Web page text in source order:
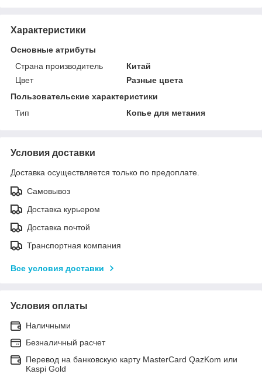
Характеристики
Основные атрибуты
Страна производитель
Китай
Цвет
Разные цвета
Пользовательские характеристики
Тип
Копье для метания
Условия доставки
Доставка осуществляется только по предоплате.
Самовывоз
Доставка курьером
Доставка почтой
Транспортная компания
Все условия доставки
Условия оплаты
Наличными
Безналичный расчет
Перевод на банковскую карту MasterCard QazKom или
Kaspi Gold